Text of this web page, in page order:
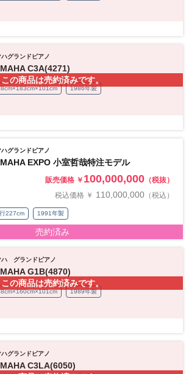
この商品は売約済みです。
ハグランドピアノ
C3A(4271)
1986年製
売約済み
ハグランドピアノ
EXPO 小室哲哉特注モデル
販売価格 ￥ 100,000,000 （税抜）
税込価格 ￥ 110,000,000 （税込）
227cm 1991年製
この商品は売約済みです。
ハ グランドピアノ
G1B(4870)
1989年製
ハグランドピアノ
C3LA(6050)